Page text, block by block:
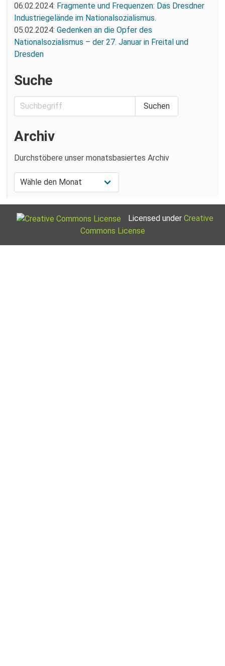
06.02.2024: Fragmente und Frequenzen: Das Dresdner
Industriegelände im Nationalsozialismus.
05.02.2024: Gedenken an die Opfer des
Nationalsozialismus – der 27. Januar in Freital und
Dresden
Suche
Archiv
Durchstöbere unser monatsbasiertes Archiv
Licensed under Creative
Commons License